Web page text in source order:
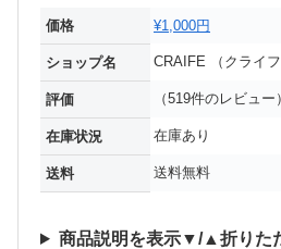
価格 ¥1,000円
ショップ名 CRAIFE （クライ
評価 （519件のレビュー）
在庫状況 在庫あり
送料 送料無料
商品説明を表示▼/▲折りた